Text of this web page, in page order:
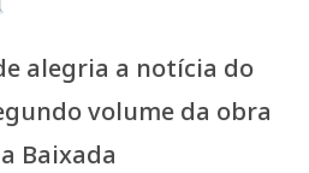
alegria a notícia do
volume da obra
Baixada